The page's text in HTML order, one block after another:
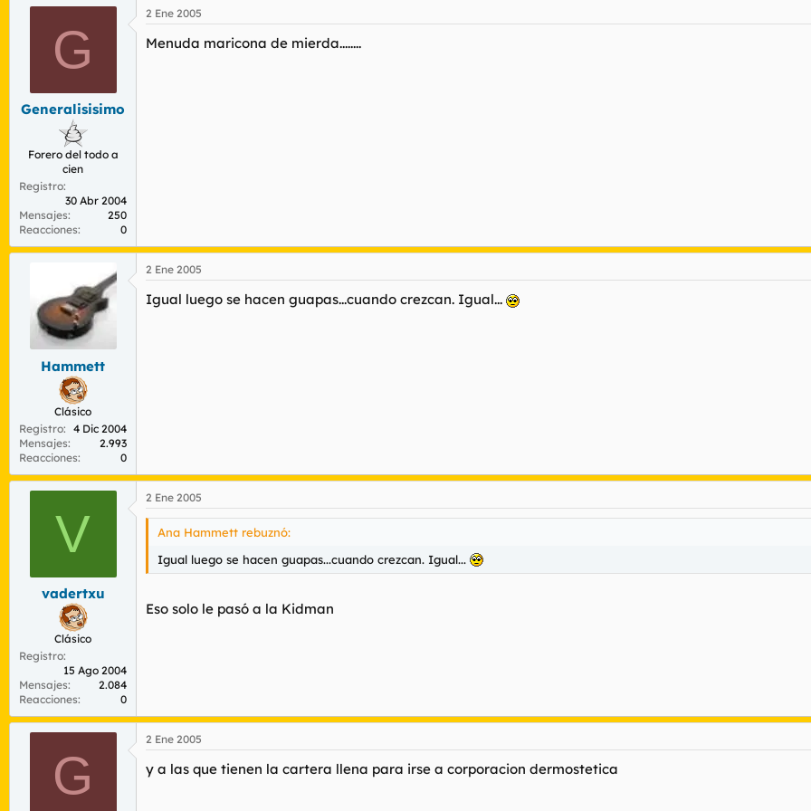
G
Generalisisimo
Forero del todo a
cien
Registro
30 Abr 2004
Mensajes
250
Reacciones
0
2 Ene 2005
Menuda maricona de mierda........
Hammett
Clásico
Registro
4 Dic 2004
Mensajes
2.993
Reacciones
0
2 Ene 2005
Igual luego se hacen guapas...cuando crezcan. Igual...
V
vadertxu
Clásico
Registro
15 Ago 2004
Mensajes
2.084
Reacciones
0
2 Ene 2005
Ana Hammett rebuznó:
Igual luego se hacen guapas...cuando crezcan. Igual...
Eso solo le pasó a la Kidman
G
2 Ene 2005
y a las que tienen la cartera llena para irse a corporacion dermostetica